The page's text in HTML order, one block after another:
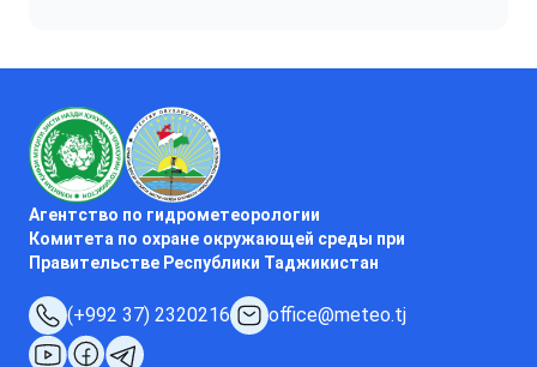
Агентство по гидрометеорологии
Комитета по охране окружающей среды при
Правительстве Республики Таджикистан
(+992 37) 2320216 office@meteo.tj